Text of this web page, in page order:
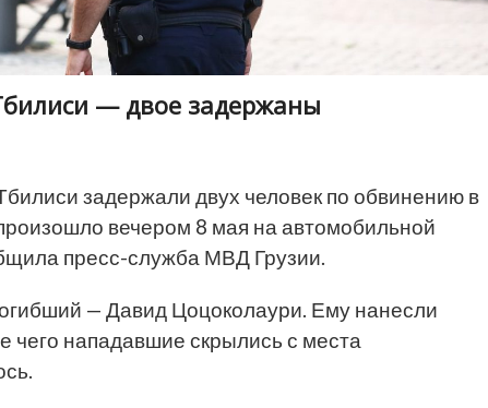
— двое задержаны
задержали двух человек по обвинению в
вечером 8 мая на автомобильной
пресс-служба МВД Грузии.
— Давид Цоцоколаури. Ему нанесли
нападавшие скрылись с места